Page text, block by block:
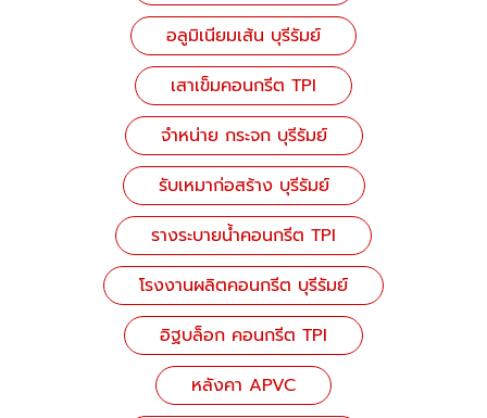
อลูมิเนียมเส้น บุรีรัมย์
เสาเข็มคอนกรีต TPI
จำหน่าย กระจก บุรีรัมย์
รับเหมาก่อสร้าง บุรีรัมย์
รางระบายน้ำคอนกรีต TPI
โรงงานผลิตคอนกรีต บุรีรัมย์
อิฐบล็อก คอนกรีต TPI
หลังคา APVC